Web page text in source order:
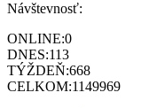
Návštevnosť:
ONLINE:0
DNES:113
TÝŽDEŇ:668
CELKOM:1149969